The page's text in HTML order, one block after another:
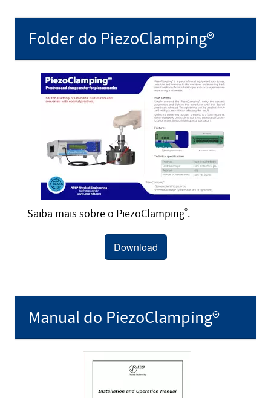
Folder do PiezoClamping®
Saiba mais sobre o PiezoClamping®.
Download
Manual do PiezoClamping®